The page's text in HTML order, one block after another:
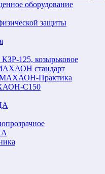
оборудование
защиты
125, козырьковое
стандарт
МАХАОН-Практика
С150